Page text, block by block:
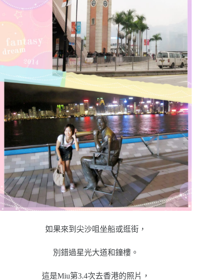
如果來到尖沙咀坐船或逛街，
別錯過星光大道和鐘樓。
這是Miu第3.4次去香港的照片，